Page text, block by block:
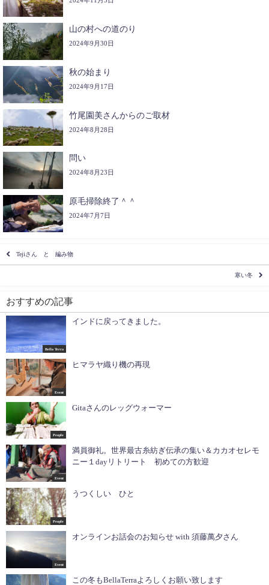
山の村への道のり
2024年9月30日
秋の始まり
2024年9月17日
竹尾園美さんからのご取材
2024年8月28日
問い
2024年8月23日
原毛掃除終了＾＾
2024年7月7日
Tejiさん と 編み物
寒い冬
おすすめの記事
Bella Terra
インドに戻ってきました。
Event
ヒマラヤ織り機の再現
People
Gitaさんのレッグウォーマー
Event
満員御礼。世界最古糸紡ぎ伝承の集い＆カカオセレモ
ニー１dayリトリート 初めての方歓迎
People
うつくしい ひと
Event
オンラインお話会のお知らせ with 須藤萬夕さん
この冬もBellaTerraよろしくお願い致します